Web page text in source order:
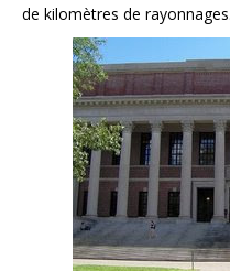
de kilomètres de rayonnages.